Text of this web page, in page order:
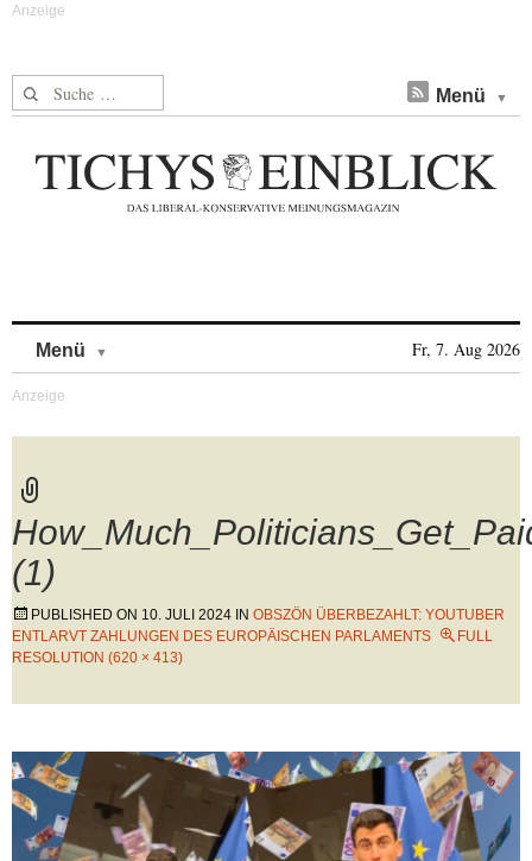
Suche nach: Menü
Menü Fr, 7. Aug 2026
(1)
PUBLISHED ON 10. JULI 2024 IN OBSZÖN ÜBERBEZAHLT: YOUTUBER
ENTLARVT ZAHLUNGEN DES EUROPÄISCHEN PARLAMENTS
FULL
RESOLUTION (620 × 413)